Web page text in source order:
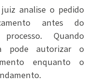
analise o pedido
antes do
Quando
pode autorizar o
enquanto o